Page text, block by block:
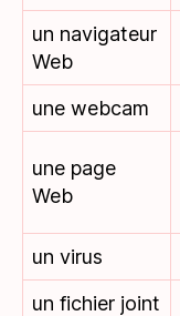
un navigateur
Web
une webcam
une page
Web
un virus
un fichier joint